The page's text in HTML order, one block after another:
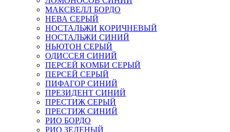
МАКСВЕЛЛ БОРДО
НЕВА СЕРЫЙ
НОСТАЛЬЖИ КОРИЧНЕВЫЙ
НОСТАЛЬЖИ СИНИЙ
НЬЮТОН СЕРЫЙ
ОДИССЕЯ СИНИЙ
ПЕРСЕЙ КОМБИ СЕРЫЙ
ПЕРСЕЙ СЕРЫЙ
ПИФАГОР СИНИЙ
ПРЕЗИДЕНТ СИНИЙ
ПРЕСТИЖ СЕРЫЙ
ПРЕСТИЖ СИНИЙ
РИО БОРДО
РИО ЗЕЛЕНЫЙ